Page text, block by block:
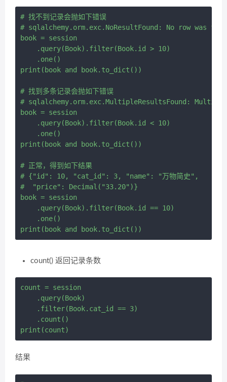
# 找不到记录会抛如下错误
# sqlalchemy.orm.exc.NoResultFound: No row was
book = session
    .query(Book).filter(Book.id > 10)
    .one()
print(book and book.to_dict())
# 找到多条记录会抛如下错误
# sqlalchemy.orm.exc.MultipleResultsFound:
book = session
    .query(Book).filter(Book.id < 10)
    .one()
print(book and book.to_dict())
# 正常，得到如下结果
# {"id": 10, "cat_id": 3, "name": "万物简史",
#  "price": Decimal("33.20")}
book = session
    .query(Book).filter(Book.id == 10)
    .one()
count() 返回记录条数
count = session
    .query(Book)
    .filter(Book.cat_id == 3)
    .count()
结果